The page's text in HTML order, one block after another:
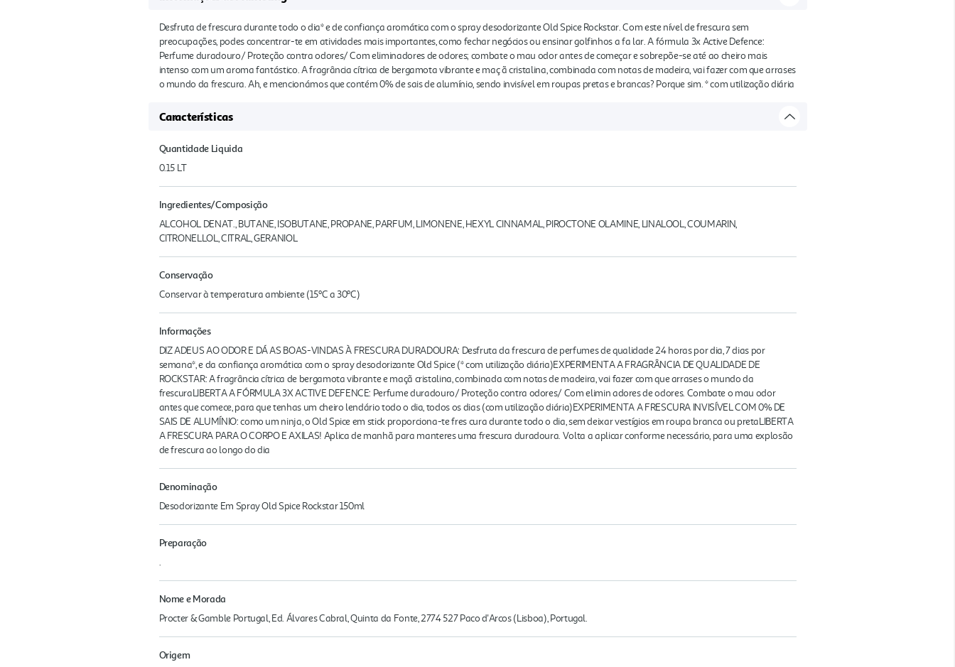
Desfruta de frescura durante todo o dia* e de confiança aromática com o spray desodorizante Old Spice Rockstar. Com este nível de frescura sem
preocupações, podes concentrar-te em atividades mais importantes, como fechar negócios ou ensinar golfinhos a fa lar. A fórmula 3x Active Defence:
Perfume duradouro/ Proteção contra odores/ Com eliminadores de odores; combate o mau odor antes de começar e sobrepõe-se até ao cheiro mais
intenso com um aroma fantástico. A fragrância cítrica de bergamota vibrante e maç ã cristalina, combinada com notas de madeira, vai fazer com que arrases
o mundo da frescura. Ah, e mencionámos que contém 0% de sais de alumínio, sendo invisível em roupas pretas e brancas? Porque sim. * com utilização diária
Características
Quantidade Liquida
0.15 LT
Ingredientes/Composição
ALCOHOL DENAT., BUTANE, ISOBUTANE, PROPANE, PARFUM, LIMONENE, HEXYL CINNAMAL, PIROCTONE OLAMINE, LINALOOL, COUMARIN,
CITRONELLOL, CITRAL, GERANIOL
Conservação
Conservar à temperatura ambiente (15ºC a 30ºC)
Informações
DIZ ADEUS AO ODOR E DÁ AS BOAS-VINDAS À FRESCURA DURADOURA: Desfruta da frescura de perfumes de qualidade 24 horas por dia, 7 dias por
semana*, e da confiança aromática com o spray desodorizante Old Spice (* com utilização diária)EXPERIMENTA A FRAGRÂNCIA DE QUALIDADE DE
ROCKSTAR: A fragrância cítrica de bergamota vibrante e maçã cristalina, combinada com notas de madeira, vai fazer com que arrases o mundo da
frescuraLIBERTA A FÓRMULA 3X ACTIVE DEFENCE: Perfume duradouro/ Proteção contra odores/ Com elimin adores de odores. Combate o mau odor
antes que comece, para que tenhas um cheiro lendário todo o dia, todos os dias (com utilização diária)EXPERIMENTA A FRESCURA INVISÍVEL COM 0% DE
SAIS DE ALUMÍNIO: como um ninja, o Old Spice em stick proporciona-te fres cura durante todo o dia, sem deixar vestígios em roupa branca ou pretaLIBERTA
A FRESCURA PARA O CORPO E AXILAS! Aplica de manhã para manteres uma frescura duradoura. Volta a aplicar conforme necessário, para uma explosão
de frescura ao longo do dia
Denominação
Desodorizante Em Spray Old Spice Rockstar 150ml
Preparação
.
Nome e Morada
Procter & Gamble Portugal, Ed. Álvares Cabral, Quinta da Fonte, 2774 527 Paco d'Arcos (Lisboa), Portugal.
Origem